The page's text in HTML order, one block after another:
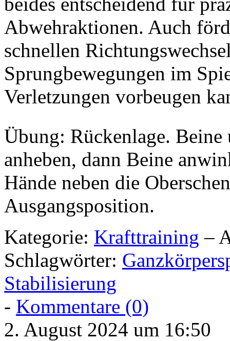
Abwehraktionen. Auch
schnellen
Sprungbewegungen im
Verletzungen vorbeugen
Übung: Rückenlage.
anheben, dann Beine
Hände neben die
Ausgangsposition.
Kategorie: Krafttraining –
Schlagwörter:
Stabilisierung
- Kommentare (0)
2. August 2024 um 16:50